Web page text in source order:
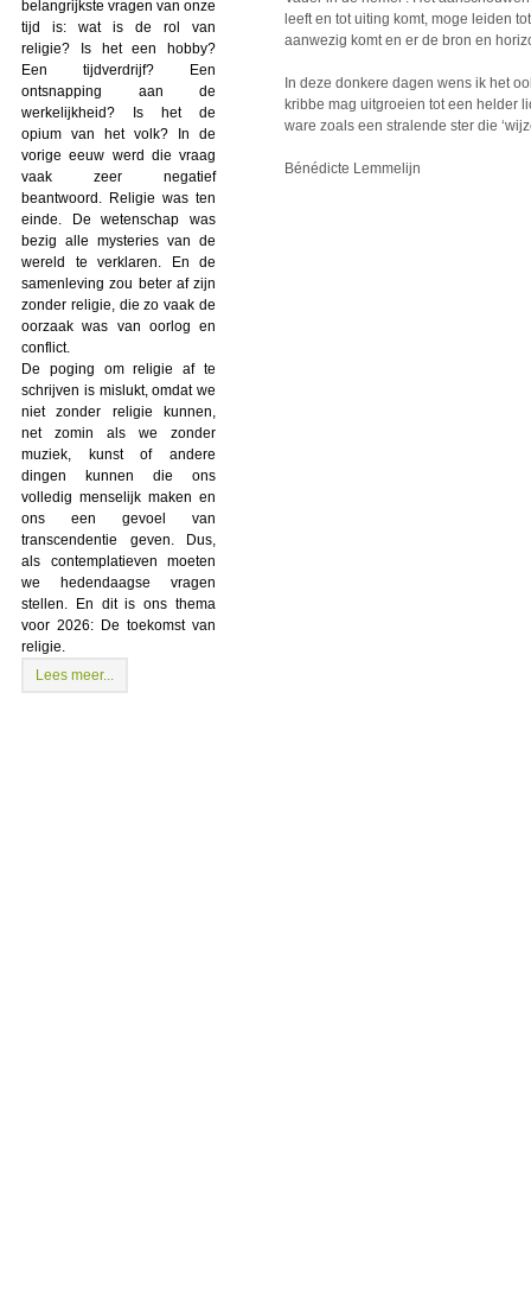
belangrijkste vragen van onze
tijd is: wat is de rol van
religie? Is het een hobby?
Een tijdverdrijf? Een
ontsnapping aan de
werkelijkheid? Is het de
opium van het volk? In de
vorige eeuw werd die vraag
vaak zeer negatief
beantwoord. Religie was ten
einde. De wetenschap was
bezig alle mysteries van de
wereld te verklaren. En de
samenleving zou beter af zijn
zonder religie, die zo vaak de
oorzaak was van oorlog en
conflict.
De poging om religie af te
schrijven is mislukt, omdat we
niet zonder religie kunnen,
net zomin als we zonder
muziek, kunst of andere
dingen kunnen die ons
volledig menselijk maken en
ons een gevoel van
transcendentie geven. Dus,
als contemplatieven moeten
we hedendaagse vragen
stellen. En dit is ons thema
voor 2026: De toekomst van
religie.
Lees meer...
leeft en tot uiting komt, moge leiden
aanwezig komt en er de bron en
In deze donkere dagen wens ik het
kribbe mag uitgroeien tot een helder
ware zoals een stralende ster die
Bénédicte Lemmelijn